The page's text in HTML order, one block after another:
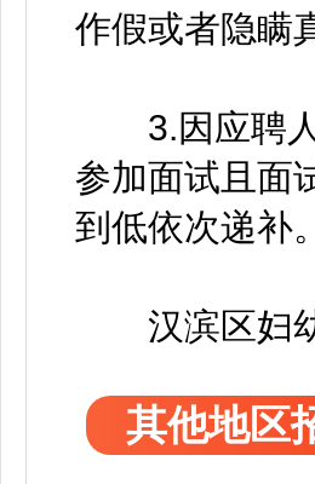
作假或者隐瞒
3.因应聘人
参加面试且面
到低依次递补。
汉滨区妇幼
其他地区